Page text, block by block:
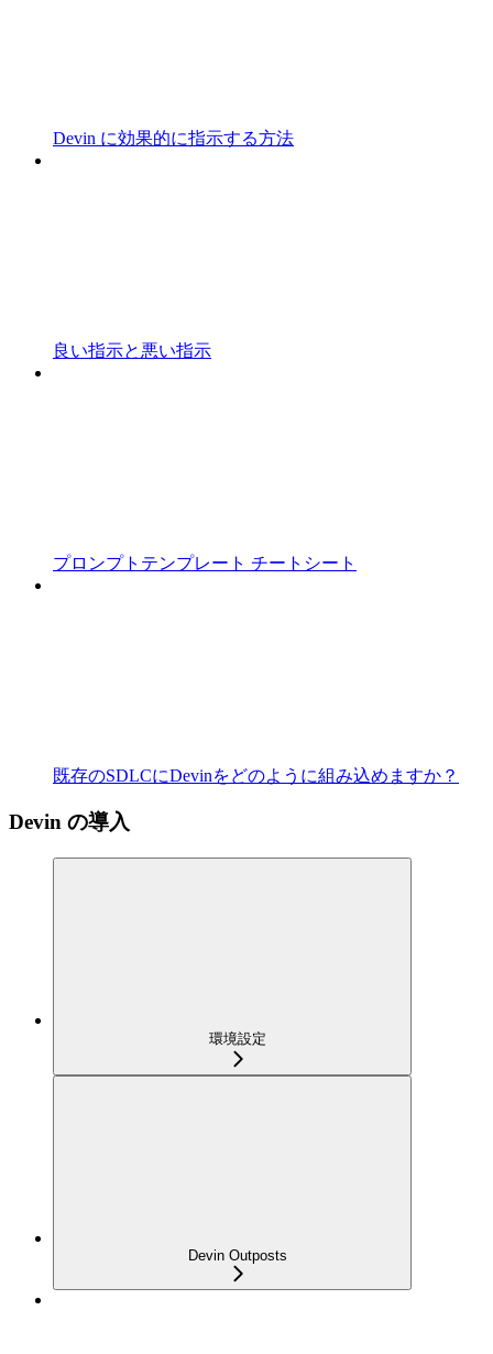
Devin に効果的に指示する方法
良い指示と悪い指示
プロンプトテンプレート チートシート
既存のSDLCにDevinをどのように組み込めますか？
Devin の導入
環境設定
Devin Outposts